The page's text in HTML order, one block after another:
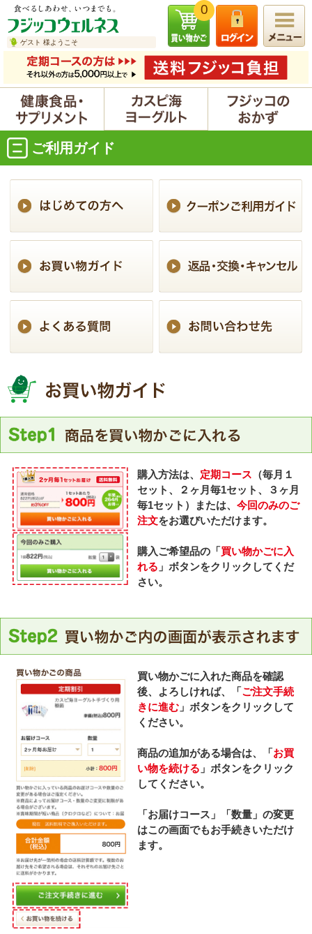
ゲスト 様ようこそ
0
ご利用ガイド
購入方法は、 定期コース （毎月１
セット、２ヶ月毎1セット、３ヶ月
毎1セット）または、今回のみのご
注文をお選びいただけます。
購入ご希望品の「買い物かごに入
れる 」ボタンをクリックしてくだ
さい。
買い物かごに入れた商品を確認
後、よろしければ、「ご注文手続
きに進む 」ボタンをクリックして
ください。
商品の追加がある場合は、「お買
い物を続ける 」ボタンをクリック
してください。
「お届けコース」「数量」の変更
はこの画面でもお手続きいただけ
ます。